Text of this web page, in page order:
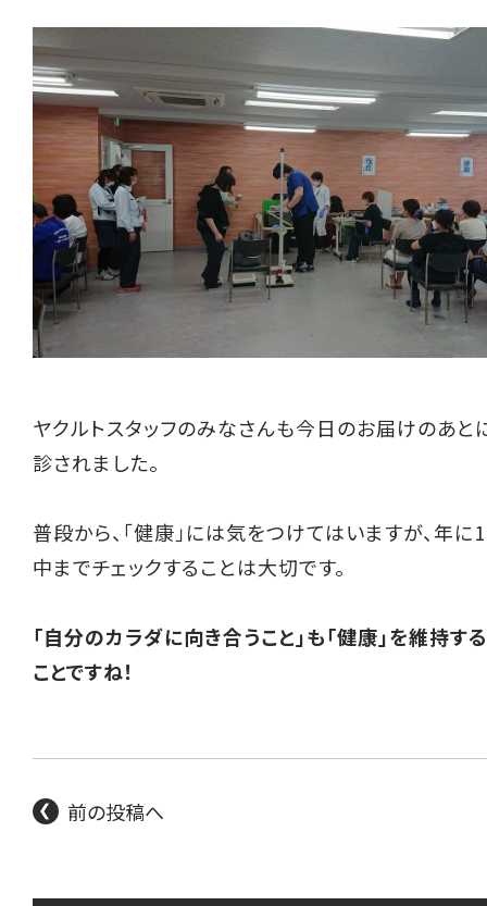
ヤクルトスタッフのみなさんも今日のお届けのあと
診されました。
普段から、「健康」には気をつけてはいますが、年
中までチェックすることは大切です。
「自分のカラダに向き合うこと」も「健康」を維持
ことですね！
前の投稿へ